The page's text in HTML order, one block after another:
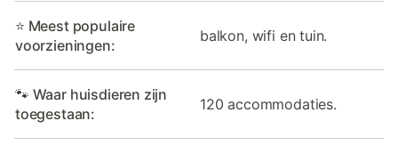
⭐ Meest populaire
voorzieningen:
balkon, wifi en tuin.
🐾 Waar huisdieren zijn
toegestaan:
120 accommodaties.